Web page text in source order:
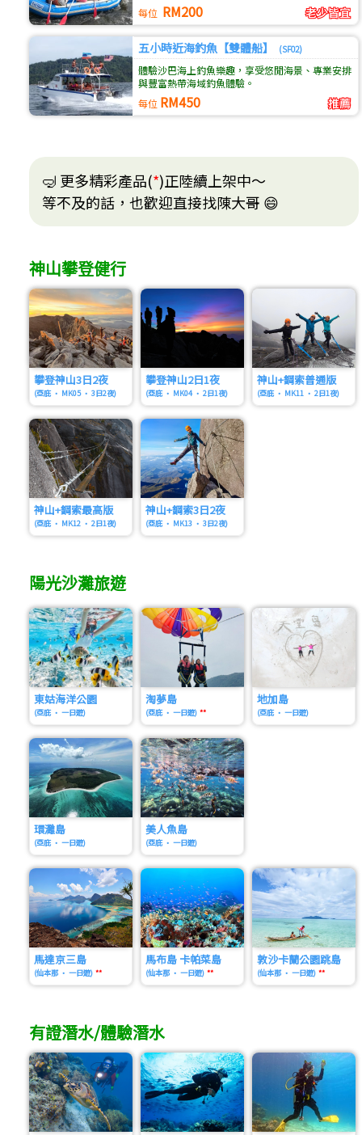
每位 RM200
五小時近海釣魚【雙體船】 (SF02)
體驗沙巴海上釣魚樂趣，享受悠閒海景、專業安排
與豐富熱帶海域釣魚體驗。
每位 RM450
🤿 更多精彩產品(*)正陸續上架中～
等不及的話，也歡迎直接找陳大哥 😄
神山攀登健行
攀登神山3日2夜
(亞庇 • MK05 • 3日2夜)
攀登神山2日1夜
(亞庇 • MK04 • 2日1夜)
神山+鋼索普通版
(亞庇 • MK11 • 2日1夜)
神山+鋼索最高版
(亞庇 • MK12 • 2日1夜)
神山+鋼索3日2夜
(亞庇 • MK13 • 3日2夜)
陽光沙灘旅遊
東姑海洋公園
(亞庇 • 一日遊)
淘夢島
(亞庇 • 一日遊) **
地加島
(亞庇 • 一日遊)
環灘島
(亞庇 • 一日遊)
美人魚島
(亞庇 • 一日遊)
馬達京三島
(仙本那 • 一日遊) **
馬布島 卡帕菜島
(仙本那 • 一日遊) **
敦沙卡蘭公園跳島
(仙本那 • 一日遊) **
有證潛水/體驗潛水